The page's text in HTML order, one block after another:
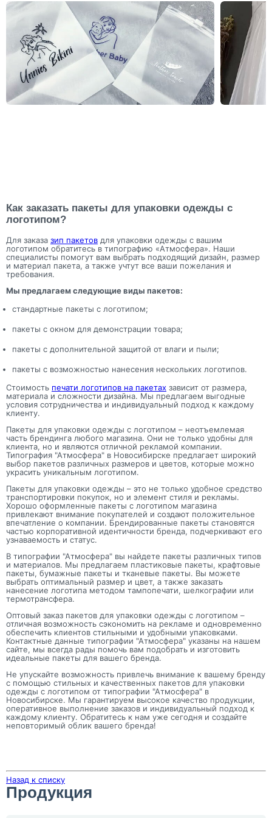
Как заказать пакеты для упаковки одежды с
логотипом?
Для заказа зип пакетов для упаковки одежды с вашим
логотипом обратитесь в типографию «Атмосфера». Наши
специалисты помогут вам выбрать подходящий дизайн, размер
и материал пакета, а также учтут все ваши пожелания и
требования.
Мы предлагаем следующие виды пакетов:
стандартные пакеты с логотипом;
пакеты с окном для демонстрации товара;
пакеты с дополнительной защитой от влаги и пыли;
пакеты с возможностью нанесения нескольких логотипов.
Стоимость печати логотипов на пакетах зависит от размера,
материала и сложности дизайна. Мы предлагаем выгодные
условия сотрудничества и индивидуальный подход к каждому
клиенту.
Пакеты для упаковки одежды с логотипом – неотъемлемая
часть брендинга любого магазина. Они не только удобны для
клиента, но и являются отличной рекламой компании.
Типография "Атмосфера" в Новосибирске предлагает широкий
выбор пакетов различных размеров и цветов, которые можно
украсить уникальным логотипом.
Пакеты для упаковки одежды – это не только удобное средство
транспортировки покупок, но и элемент стиля и рекламы.
Хорошо оформленные пакеты с логотипом магазина
привлекают внимание покупателей и создают положительное
впечатление о компании. Брендированные пакеты становятся
частью корпоративной идентичности бренда, подчеркивают его
узнаваемость и статус.
В типографии "Атмосфера" вы найдете пакеты различных типов
и материалов. Мы предлагаем пластиковые пакеты, крафтовые
пакеты, бумажные пакеты и тканевые пакеты. Вы можете
выбрать оптимальный размер и цвет, а также заказать
нанесение логотипа методом тампопечати, шелкографии или
термотрансфера.
Оптовый заказ пакетов для упаковки одежды с логотипом –
отличная возможность сэкономить на рекламе и одновременно
обеспечить клиентов стильными и удобными упаковками.
Контактные данные типографии "Атмосфера" указаны на нашем
сайте, мы всегда рады помочь вам подобрать и изготовить
идеальные пакеты для вашего бренда.
Не упускайте возможность привлечь внимание к вашему бренду
с помощью стильных и качественных пакетов для упаковки
одежды с логотипом от типографии "Атмосфера" в
Новосибирске. Мы гарантируем высокое качество продукции,
оперативное выполнение заказов и индивидуальный подход к
каждому клиенту. Обратитесь к нам уже сегодня и создайте
неповторимый облик вашего бренда!
Назад к списку
Продукция